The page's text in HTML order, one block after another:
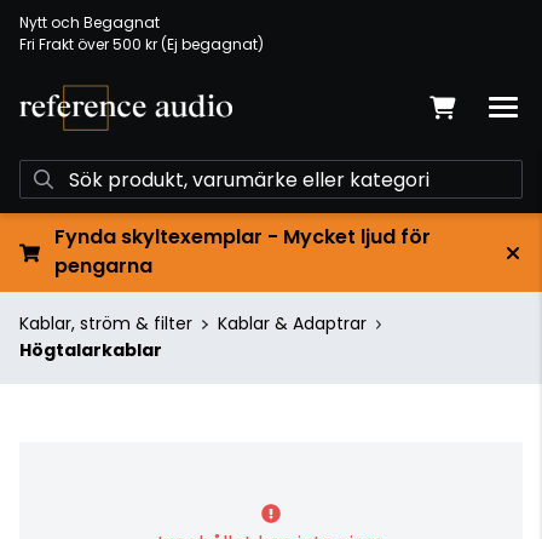
Nytt och Begagnat
Fri Frakt över 500 kr (Ej begagnat)
Fynda skyltexemplar - Mycket ljud för
pengarna
Kablar, ström & filter
Kablar & Adaptrar
Högtalarkablar